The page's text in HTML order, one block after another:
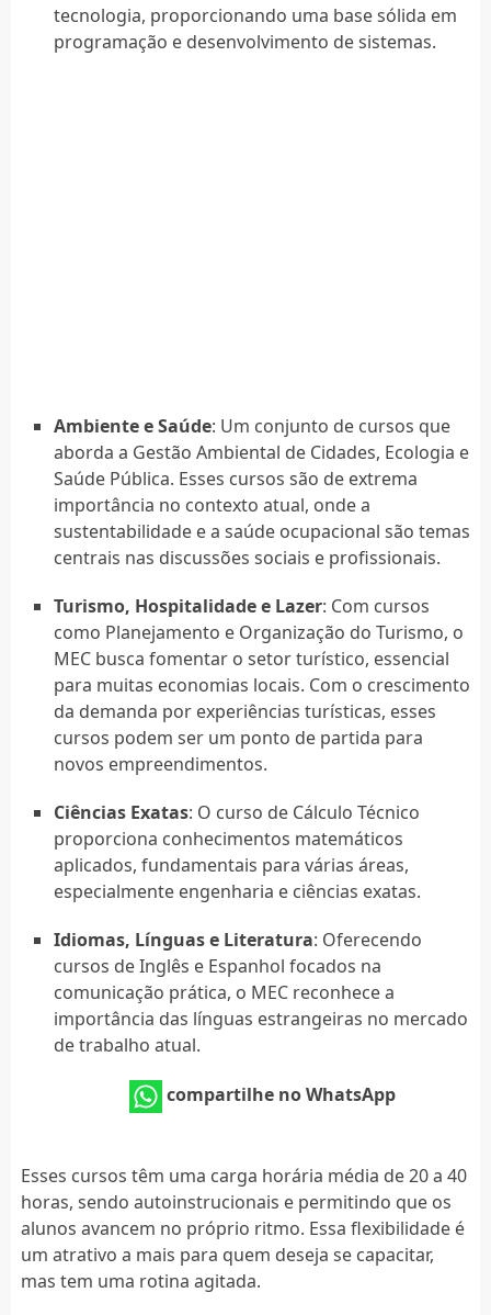
tecnologia, proporcionando uma base sólida em
programação e desenvolvimento de sistemas.
Ambiente e Saúde: Um conjunto de cursos que
aborda a Gestão Ambiental de Cidades, Ecologia e
Saúde Pública. Esses cursos são de extrema
importância no contexto atual, onde a
sustentabilidade e a saúde ocupacional são temas
centrais nas discussões sociais e profissionais.
Turismo, Hospitalidade e Lazer: Com cursos
como Planejamento e Organização do Turismo, o
MEC busca fomentar o setor turístico, essencial
para muitas economias locais. Com o crescimento
da demanda por experiências turísticas, esses
cursos podem ser um ponto de partida para
novos empreendimentos.
Ciências Exatas: O curso de Cálculo Técnico
proporciona conhecimentos matemáticos
aplicados, fundamentais para várias áreas,
especialmente engenharia e ciências exatas.
Idiomas, Línguas e Literatura: Oferecendo
cursos de Inglês e Espanhol focados na
comunicação prática, o MEC reconhece a
importância das línguas estrangeiras no mercado
de trabalho atual.
compartilhe no WhatsApp
Esses cursos têm uma carga horária média de 20 a 40
horas, sendo autoinstrucionais e permitindo que os
alunos avancem no próprio ritmo. Essa flexibilidade é
um atrativo a mais para quem deseja se capacitar,
mas tem uma rotina agitada.